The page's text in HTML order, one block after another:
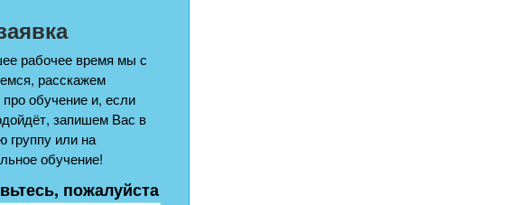
рабочее время мы с
расскажем
обучение и, если
запишем Вас в
группу или на
обучение!
пожалуйста